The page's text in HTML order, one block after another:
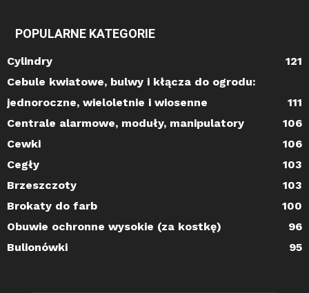
POPULARNE KATEGORIE
Cylindry
121
Cebule kwiatowe, bulwy i kłącza do ogrodu:
jednoroczne, wieloletnie i wiosenne
111
Centrale alarmowe, moduły, manipulatory
106
Cewki
106
Cegły
103
Brzeszczoty
103
Brokaty do farb
100
Obuwie ochronne wysokie (za kostkę)
96
Bulionówki
95